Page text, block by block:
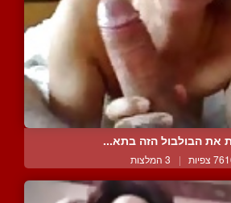
את הבולבול הזה בתא...
צפיות | 3 המלצות